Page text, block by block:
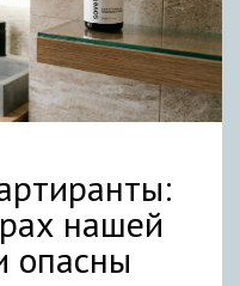
нашей
опасны